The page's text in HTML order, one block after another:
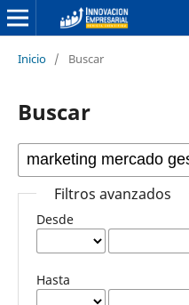
Inicio / Buscar
Buscar
Filtros avanzados
Desde
Hasta